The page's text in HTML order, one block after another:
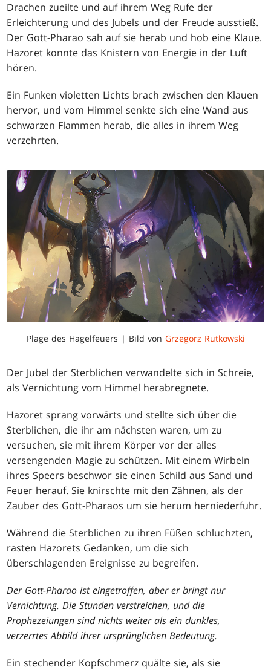
Drachen zueilte und auf ihrem Weg Rufe der
Erleichterung und des Jubels und der Freude ausstieß.
Der Gott-Pharao sah auf sie herab und hob eine Klaue.
Hazoret konnte das Knistern von Energie in der Luft
hören.
Ein Funken violetten Lichts brach zwischen den Klauen
hervor, und vom Himmel senkte sich eine Wand aus
schwarzen Flammen herab, die alles in ihrem Weg
verzehrten.
Plage des Hagelfeuers | Bild von Grzegorz Rutkowski
Der Jubel der Sterblichen verwandelte sich in Schreie,
als Vernichtung vom Himmel herabregnete.
Hazoret sprang vorwärts und stellte sich über die
Sterblichen, die ihr am nächsten waren, um zu
versuchen, sie mit ihrem Körper vor der alles
versengenden Magie zu schützen. Mit einem Wirbeln
ihres Speers beschwor sie einen Schild aus Sand und
Feuer herauf. Sie knirschte mit den Zähnen, als der
Zauber des Gott-Pharaos um sie herum herniederfuhr.
Während die Sterblichen zu ihren Füßen schluchzten,
rasten Hazorets Gedanken, um die sich
überschlagenden Ereignisse zu begreifen.
Der Gott-Pharao ist eingetroffen, aber er bringt nur
Vernichtung. Die Stunden verstreichen, und die
Prophezeiungen sind nichts weiter als ein dunkles,
verzerrtes Abbild ihrer ursprünglichen Bedeutung.
Ein stechender Kopfschmerz quälte sie, als sie